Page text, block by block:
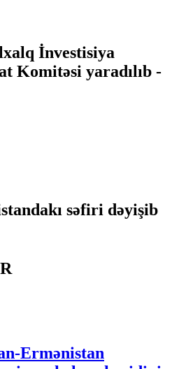
İnvestisiya
Komitəsi yaradılıb -
səfiri dəyişib
Ermənistan